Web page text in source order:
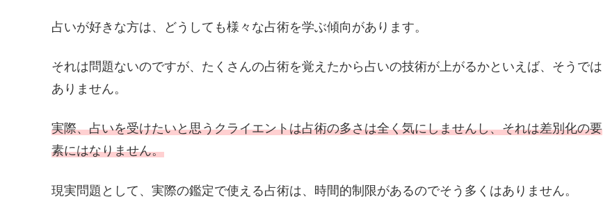
占いが好きな方は、どうしても様々な占術を学ぶ傾向があります。
それは問題ないのですが、たくさんの占術を覚えたから占いの技術が上がるかといえば、そうでは
ありません。
実際、占いを受けたいと思うクライエントは占術の多さは全く気にしませんし、それは差別化の要
素にはなりません。
現実問題として、実際の鑑定で使える占術は、時間的制限があるのでそう多くはありません。